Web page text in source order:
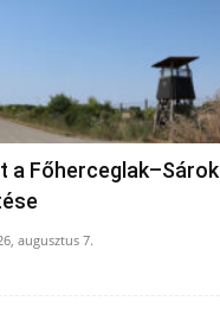
a Főherceglak–Sárok
augusztus 7.